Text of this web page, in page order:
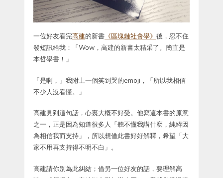
一位好友看完高建的新書 《區塊鏈社會學》 後，忍不住
發短訊給我：「Wow，高建的新書太精采了。簡直是
本哲學書！」
「是啊，」我附上一個笑到哭的emoji，「所以我相信
不少人沒看懂。」
高建見到這句話，心裏大概不好受。他寫這本書的原意
之一，正是因為知道很多人「聽不懂我講什麼，純綷因
為相信我而支持」，所以想借此書好好解釋，希望「大
家不用再支持得不明不白」。
高建請你別為此糾結；借另一位好友的話，要理解高